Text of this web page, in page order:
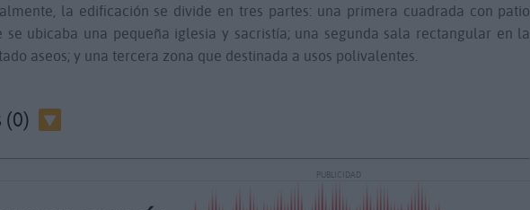
la edificación se divide en tres partes: una primera cuadrada con patio
ubicaba una pequeña iglesia y sacristía; una segunda sala rectangular en la
aseos; y una tercera zona que destinada a usos polivalentes.
(0)
PUBLICIDAD